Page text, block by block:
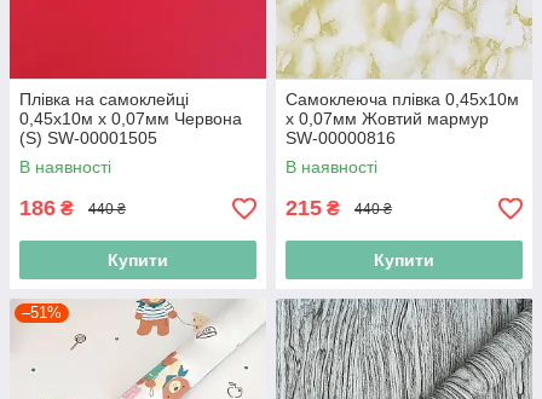
Плівка на самоклейці
0,45х10м х 0,07мм Червона
(S) SW-00001505
В наявності
186 ₴ 440 ₴
Купити
Самоклеюча плівка 0,45х10м
х 0,07мм Жовтий мармур
SW-00000816
В наявності
215 ₴ 440 ₴
Купити
–51%